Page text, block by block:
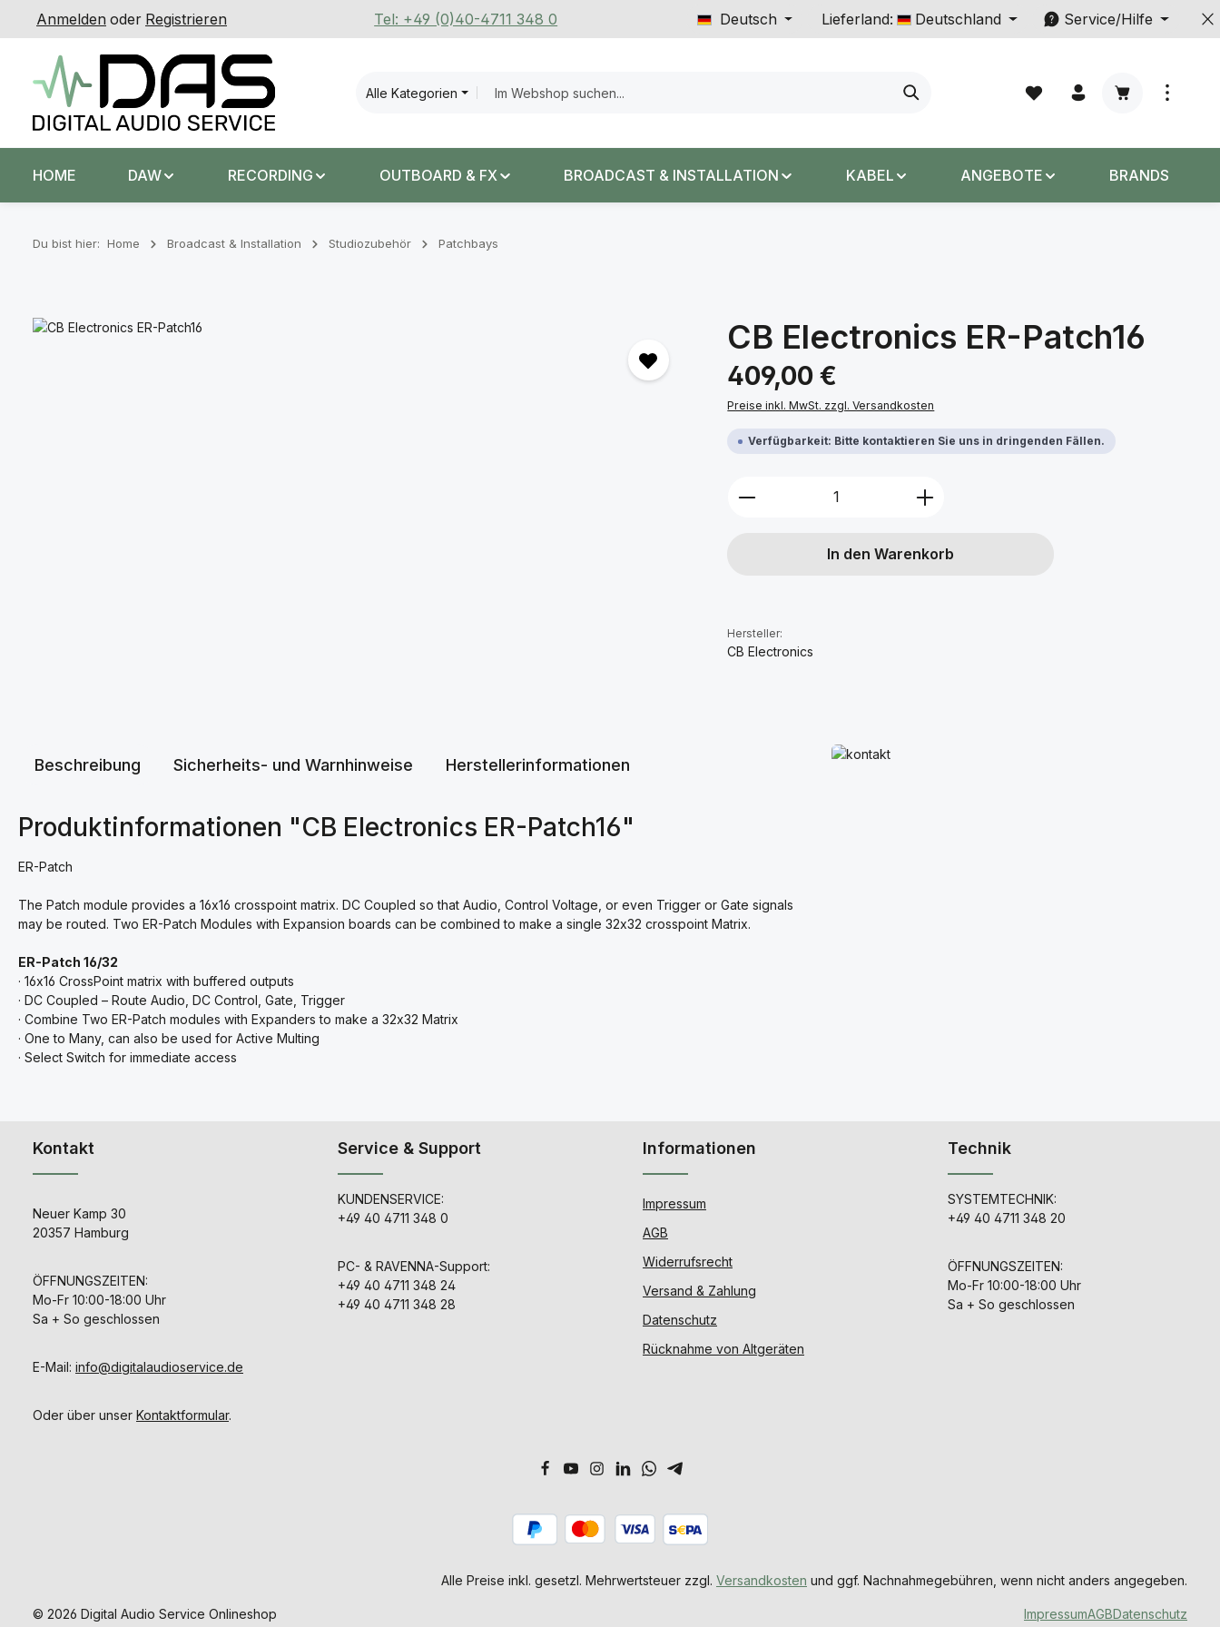
Hauptinhalt springen
Zur Suche springen
Zur Hauptnavigation springen
Anmelden oder Registrieren Tel: +49 (0)40-4711 348 0 Deutsch Lieferland: Deutschland Service/Hilfe
Alle Kategorien
Warenkorb
HOME DAW RECORDING OUTBOARD & FX BROADCAST & INSTALLATION KABEL ANGEBOTE BRANDS
Du bist hier: Home Broadcast & Installation Studiozubehör Patchbays
Bildergalerie überspringen CB Electronics ER-Patch16
Regulärer Preis:
409,00 €
Preise inkl. MwSt. zzgl. Versandkosten
Verfügbarkeit: Bitte kontaktieren Sie uns in dringenden Fällen.
Produkt Anzahl: Gib den gewünschten Wert
In den Warenkorb
Hersteller:
CB Electronics
Beschreibung Sicherheits- und Warnhinweise Herstellerinformationen
Produktinformationen "CB Electronics ER-Patch16"
ER-Patch
The Patch module provides a 16x16 crosspoint matrix. DC Coupled so that Audio, Control Voltage, or even Trigger or Gate signals
may be routed. Two ER-Patch Modules with Expansion boards can be combined to make a single 32x32 crosspoint Matrix.
ER-Patch 16/32
· 16x16 CrossPoint matrix with buffered outputs
· DC Coupled – Route Audio, DC Control, Gate, Trigger
· Combine Two ER-Patch modules with Expanders to make a 32x32 Matrix
· One to Many, can also be used for Active Multing
· Select Switch for immediate access
Mehr erfahren
Kontakt
Neuer Kamp 30
20357 Hamburg
ÖFFNUNGSZEITEN:
Mo-Fr 10:00-18:00 Uhr
Sa + So geschlossen
E-Mail: info@digitalaudioservice.de
Oder über unser Kontaktformular.
Service & Support
KUNDENSERVICE:
+49 40 4711 348 0
PC- & RAVENNA-Support:
+49 40 4711 348 24
+49 40 4711 348 28
Informationen
Impressum
AGB
Widerrufsrecht
Versand & Zahlung
Datenschutz
Rücknahme von Altgeräten
Technik
SYSTEMTECHNIK:
+49 40 4711 348 20
ÖFFNUNGSZEITEN:
Mo-Fr 10:00-18:00 Uhr
Sa + So geschlossen
Alle Preise inkl. gesetzl. Mehrwertsteuer zzgl. Versandkosten und ggf. Nachnahmegebühren, wenn nicht anders angegeben.
© 2026 Digital Audio Service Onlineshop ImpressumAGBDatenschutz